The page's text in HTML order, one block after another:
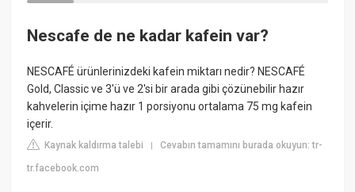
Nescafe de ne kadar kafein var?
NESCAFÉ ürünlerinizdeki kafein miktarı nedir? NESCAFÉ
Gold, Classic ve 3'ü ve 2'si bir arada gibi çözünebilir hazır
kahvelerin içime hazır 1 porsiyonu ortalama 75 mg kafein
içerir.
Kaynak kaldırma talebi |Cevabın tamamını burada okuyun: tr-
tr.facebook.com